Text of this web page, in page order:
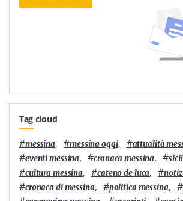
Tag cloud
#messina, #messina oggi, #attualità
#eventi messina, #cronaca messina, #
#cultura messina, #cateno de luca, #
#cronaca di messina, #politica messina, #